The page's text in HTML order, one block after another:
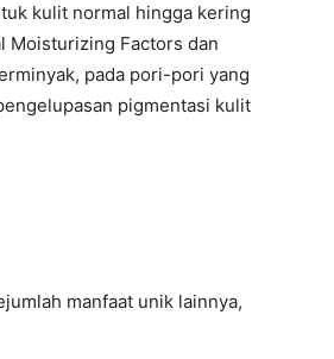
kulit normal hingga kering
Moisturizing Factors dan
pada pori-pori yang
pigmentasi kulit
manfaat unik lainnya,